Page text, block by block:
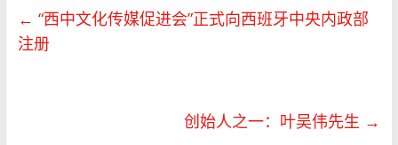
← “西中文化传媒促进会”正式向西班牙中央内政部
注册
创始人之一：叶吴伟先生 →